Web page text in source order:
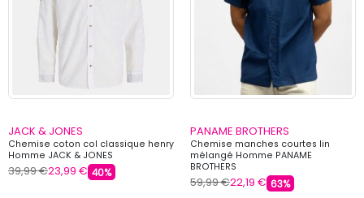
JACK & JONES
Chemise coton col classique henry
Homme JACK & JONES
39,99 €23,99 € 40%
PANAME BROTHERS
Chemise manches courtes lin
mélangé Homme PANAME
BROTHERS
59,99 €22,19 € 63%